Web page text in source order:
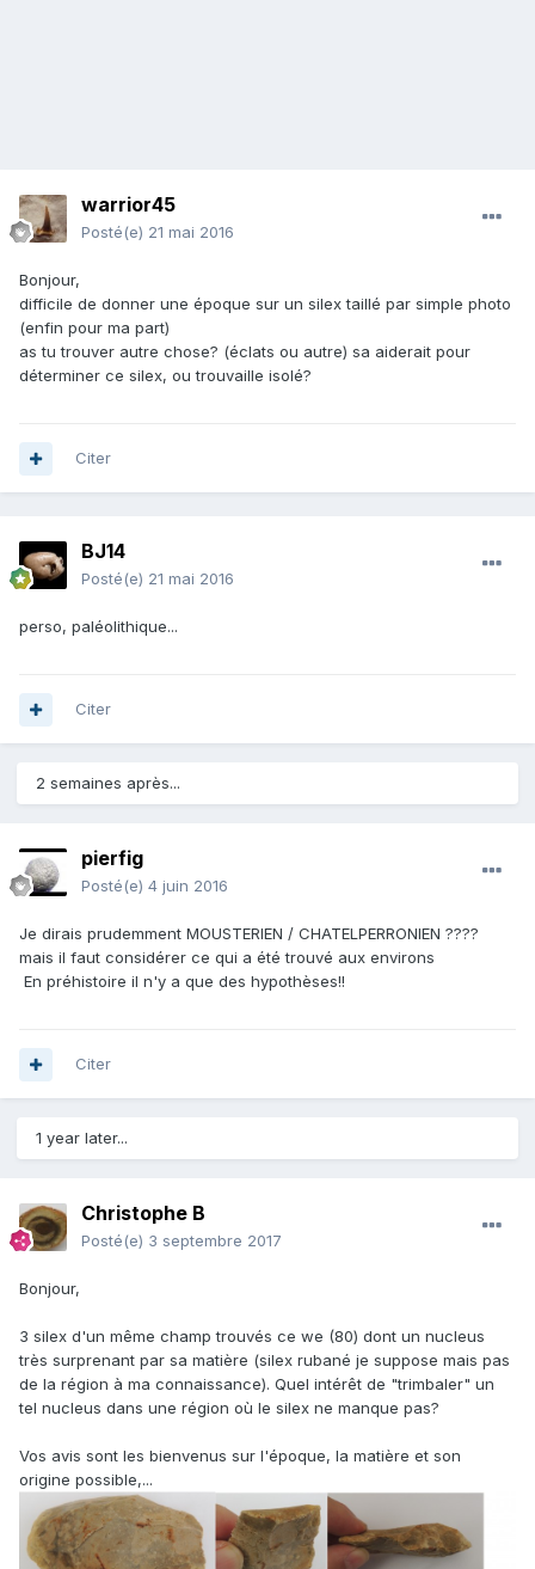
warrior45
Posté(e) 21 mai 2016
Bonjour,
difficile de donner une époque sur un silex taillé par simple photo
(enfin pour ma part)
as tu trouver autre chose? (éclats ou autre) sa aiderait pour
déterminer ce silex, ou trouvaille isolé?
Citer
BJ14
Posté(e) 21 mai 2016
perso, paléolithique...
Citer
2 semaines après...
pierfig
Posté(e) 4 juin 2016
Je dirais prudemment MOUSTERIEN / CHATELPERRONIEN ????
mais il faut considérer ce qui a été trouvé aux environs
En préhistoire il n'y a que des hypothèses!!
Citer
1 year later...
Christophe B
Posté(e) 3 septembre 2017
Bonjour,
3 silex d'un même champ trouvés ce we (80) dont un nucleus
très surprenant par sa matière (silex rubané je suppose mais pas
de la région à ma connaissance). Quel intérêt de "trimbaler" un
tel nucleus dans une région où le silex ne manque pas?
Vos avis sont les bienvenus sur l'époque, la matière et son
origine possible,...